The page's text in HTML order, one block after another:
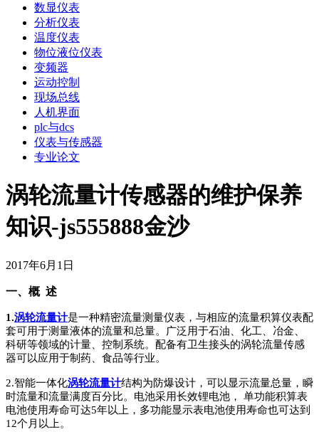
数显仪表
分析仪表
温度仪表
物位液位仪表
变频器
运动控制
现场总线
人机界面
plc与dcs
仪表与传感器
专业论文
涡轮流量计传感器的维护保养
知识-js555888金沙
2017年6月1日
一、概 述
1.涡轮流量计是一种精密流量测量仪表，与相应的流量积算仪表配
套可用于测量液体的流量和总量。广泛用于石油、化工、冶金、
科研等领域的计量、控制系统。配备有卫生接头的涡轮流量传感
器可以应用于制药、食品等行业。
2.智能一体化涡轮流量计结构为防爆设计，可以显示流量总量，瞬
时流量和流量满度百分比。电池采用长效锂电池， 单功能积算表
电池使用寿命可达5年以上，多功能显示表电池使用寿命也可达到
12个月以上。